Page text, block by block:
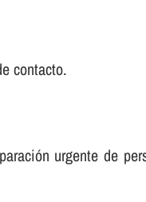
contacto.
urgente de